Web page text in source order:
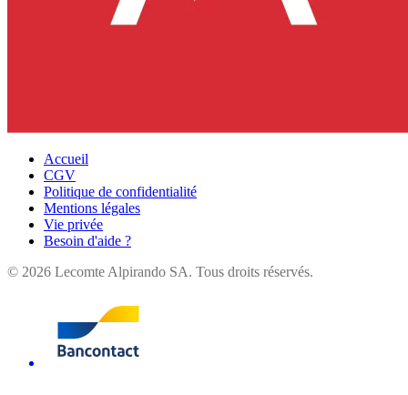
Accueil
CGV
Politique de confidentialité
Mentions légales
Vie privée
Besoin d'aide ?
© 2026 Lecomte Alpirando SA. Tous droits réservés.